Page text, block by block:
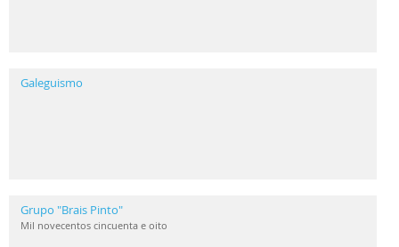
Galeguismo
Grupo "Brais Pinto"
Mil novecentos cincuenta e oito